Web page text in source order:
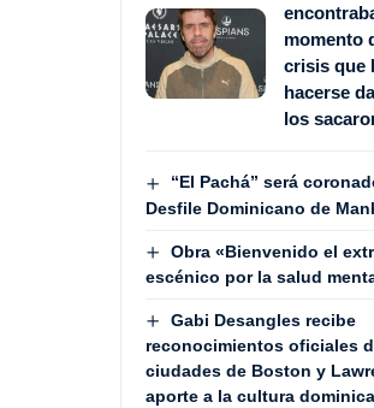
momento
crisis que
hacerse
los
“El Pachá” será
Desfile Dominicano de
Obra «Bienvenido el
escénico por la salud
Gabi Desangles recibe
reconocimientos oficiales
ciudades de Boston y
aporte a la cultura